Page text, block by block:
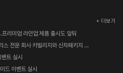
+ 더보기
리미엄 라인업 제품 출시도 앞둬
[기사] 틴큐브코리아, 신차 장기 렌트/리스 전문 회사 카빌리지와 신차패키지 업무협약 체결
트 실시
드 이벤트 실시